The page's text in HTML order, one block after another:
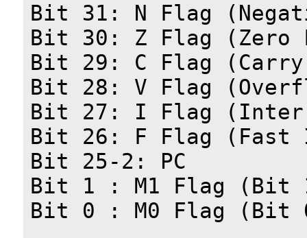
Bit 31: N Flag
Bit 30: Z Flag (Zero
Bit 29: C Flag
Bit 28: V Flag
Bit 27: I Flag
Bit 26: F Flag (Fast
Bit 25-2: PC
Bit 1 : M1 Flag (Bit
Bit 0 : M0 Flag (Bit